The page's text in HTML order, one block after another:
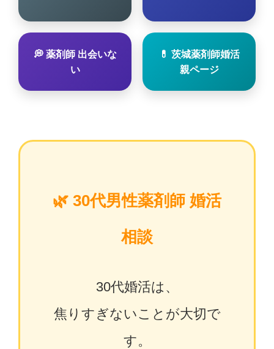
💭 薬剤師 出会いな
い
💊 茨城薬剤師婚活
親ページ
🌿 30代男性薬剤師 婚活
相談
30代婚活は、
焦りすぎないことが大切で
す。